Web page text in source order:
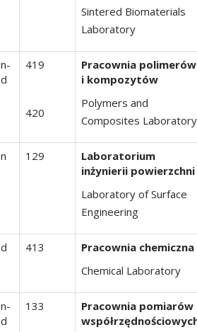
Sintered Biomaterials
Laboratory
n-
d
419
420
Pracownia polimerów
i kompozytów
Polymers and
Composites Laboratory
n 129
Laboratorium
inżynierii powierzchni
Laboratory of Surface
Engineering
d 413
Pracownia chemiczna
Chemical Laboratory
n-
d
133
Pracownia pomiarów